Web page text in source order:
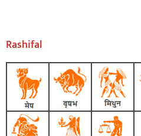
Rashifal